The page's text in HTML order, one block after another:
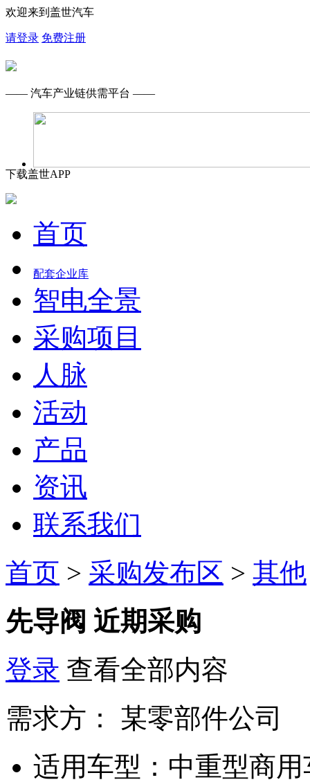
欢迎来到盖世汽车
请登录 免费注册
—— 汽车产业链供需平台 ——
下载盖世APP
首页
配套企业库
智电全景
采购项目
人脉
活动
产品
资讯
联系我们
首页 > 采购发布区 > 其他
先导阀 近期采购
登录 查看全部内容
需求方：
某零部件公司
适用车型： 中重型商